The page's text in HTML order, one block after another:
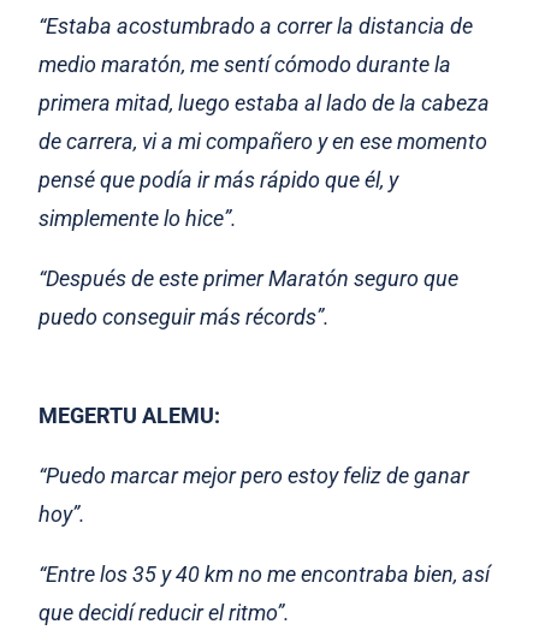
“Estaba acostumbrado a correr la distancia de
medio maratón, me sentí cómodo durante la
primera mitad, luego estaba al lado de la cabeza
de carrera, vi a mi compañero y en ese momento
pensé que podía ir más rápido que él, y
simplemente lo hice”.
“Después de este primer Maratón seguro que
puedo conseguir más récords”.
MEGERTU ALEMU:
“Puedo marcar mejor pero estoy feliz de ganar
hoy”.
“Entre los 35 y 40 km no me encontraba bien, así
que decidí reducir el ritmo”.